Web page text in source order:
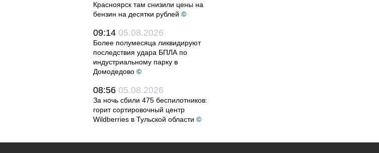
Красноярск там снизили цены на
бензин на десятки рублей ©
09:14 05.08.2026
Более полумесяца ликвидируют
последствия удара БПЛА по
индустриальному парку в
Домодедово ©
08:56 05.08.2026
За ночь сбили 475 беспилотников:
горит сортировочный центр
Wildberries в Тульской области ©